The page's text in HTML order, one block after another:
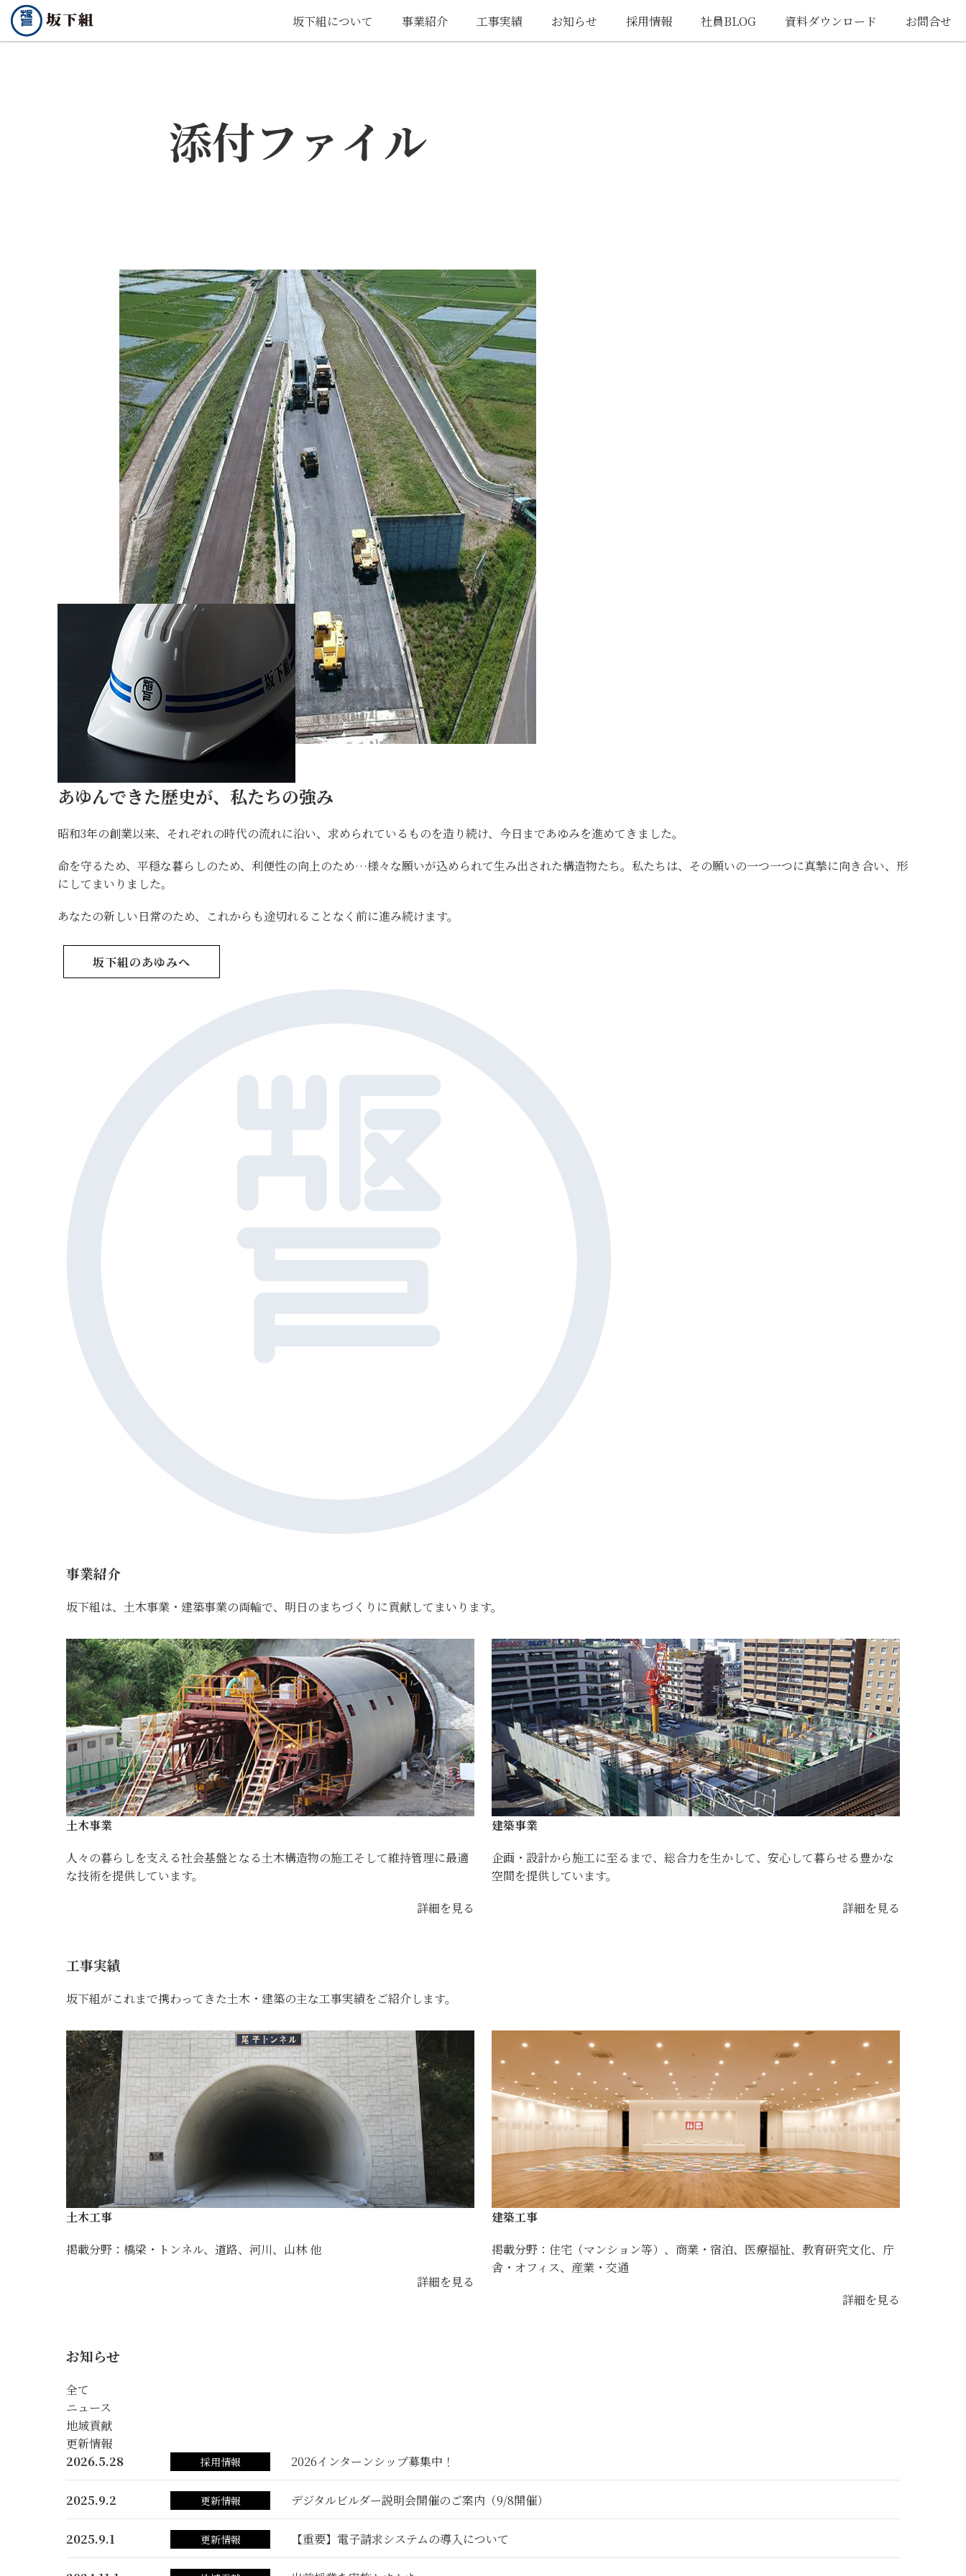
坂下組について 事業紹介 工事実績 お知らせ 採用情報 社員BLOG 資料ダウンロード お問合せ
添付ファイル
あゆんできた歴史が、私たちの強み
昭和3年の創業以来、それぞれの時代の流れに沿い、求められているものを造り続け、今日まであゆみを進めてきました。
命を守るため、平穏な暮らしのため、利便性の向上のため…様々な願いが込められて生み出された構造物たち。私たちは、その願いの一つ一つに真摯に向き合い、形
にしてまいりました。
あなたの新しい日常のため、これからも途切れることなく前に進み続けます。
坂下組のあゆみへ
事業紹介
坂下組は、土木事業・建築事業の両輪で、明日のまちづくりに貢献してまいります。
土木事業
人々の暮らしを支える社会基盤となる土木構造物の施工そして維持管理に最適
な技術を提供しています。
詳細を見る
建築事業
企画・設計から施工に至るまで、総合力を生かして、安心して暮らせる豊かな
空間を提供しています。
詳細を見る
工事実績
坂下組がこれまで携わってきた土木・建築の主な工事実績をご紹介します。
土木工事
掲載分野：橋梁・トンネル、道路、河川、山林 他
詳細を見る
建築工事
掲載分野：住宅（マンション等）、商業・宿泊、医療福祉、教育研究文化、庁
舎・オフィス、産業・交通
詳細を見る
お知らせ
全て
ニュース
地域貢献
更新情報
2026.5.28
採用情報 2026インターンシップ募集中！
2025.9.2 更新情報 デジタルビルダー説明会開催のご案内（9/8開催）
2025.9.1 更新情報 【重要】電子請求システムの導入について